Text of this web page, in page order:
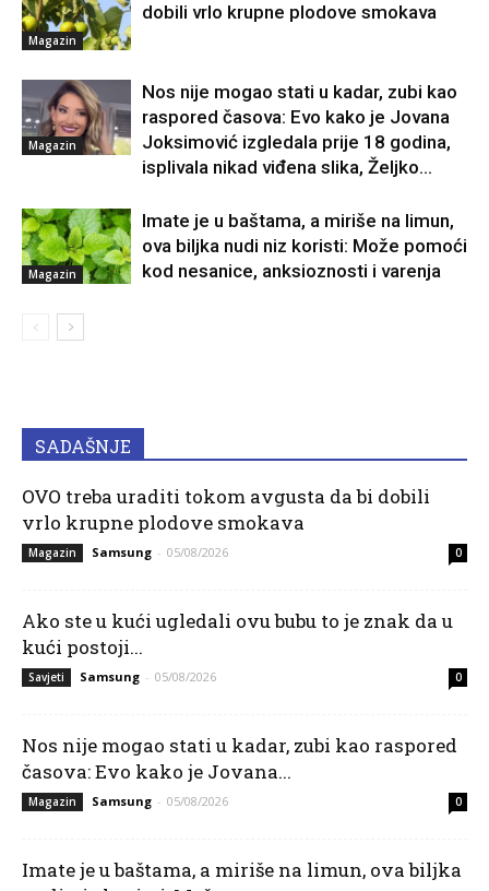
Magazin
dobili vrlo krupne plodove smokava
Magazin
Nos nije mogao stati u kadar, zubi kao
raspored časova: Evo kako je Jovana
Joksimović izgledala prije 18 godina,
isplivala nikad viđena slika, Željko...
Magazin
Imate je u baštama, a miriše na limun,
ova biljka nudi niz koristi: Može pomoći
kod nesanice, anksioznosti i varenja
SADAŠNJE
OVO treba uraditi tokom avgusta da bi dobili
vrlo krupne plodove smokava
Magazin Samsung - 05/08/2026 0
Ako ste u kući ugledali ovu bubu to je znak da u
kući postoji...
Savjeti Samsung - 05/08/2026 0
Nos nije mogao stati u kadar, zubi kao raspored
časova: Evo kako je Jovana...
Magazin Samsung - 05/08/2026 0
Imate je u baštama, a miriše na limun, ova biljka